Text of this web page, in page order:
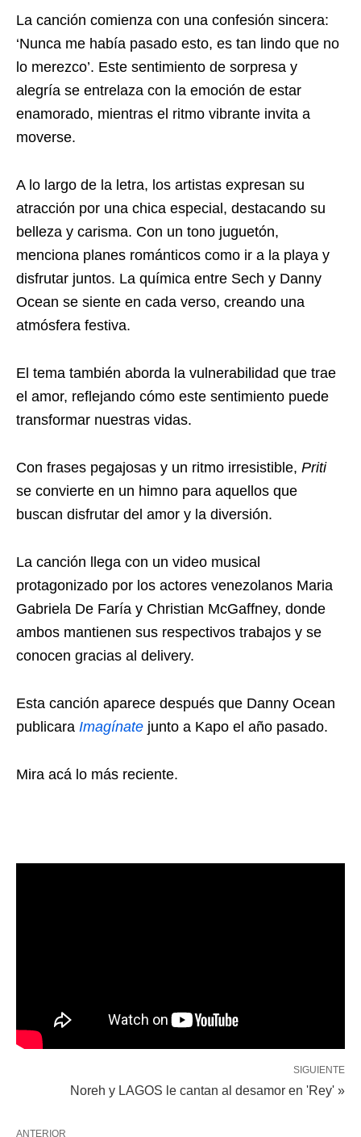
La canción comienza con una confesión sincera:
‘Nunca me había pasado esto, es tan lindo que no
lo merezco’. Este sentimiento de sorpresa y
alegría se entrelaza con la emoción de estar
enamorado, mientras el ritmo vibrante invita a
moverse.
A lo largo de la letra, los artistas expresan su
atracción por una chica especial, destacando su
belleza y carisma. Con un tono juguetón,
menciona planes románticos como ir a la playa y
disfrutar juntos. La química entre Sech y Danny
Ocean se siente en cada verso, creando una
atmósfera festiva.
El tema también aborda la vulnerabilidad que trae
el amor, reflejando cómo este sentimiento puede
transformar nuestras vidas.
Con frases pegajosas y un ritmo irresistible, Priti
se convierte en un himno para aquellos que
buscan disfrutar del amor y la diversión.
La canción llega con un video musical
protagonizado por los actores venezolanos Maria
Gabriela De Faría y Christian McGaffney, donde
ambos mantienen sus respectivos trabajos y se
conocen gracias al delivery.
Esta canción aparece después que Danny Ocean
publicara Imagínate junto a Kapo el año pasado.
Mira acá lo más reciente.
SIGUIENTE
Noreh y LAGOS le cantan al desamor en 'Rey' »
ANTERIOR